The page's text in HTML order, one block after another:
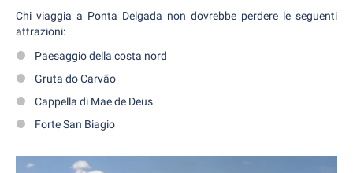
Chi viaggia a Ponta Delgada non dovrebbe perdere le seguenti
attrazioni:
Paesaggio della costa nord
Gruta do Carvão
Cappella di Mae de Deus
Forte San Biagio